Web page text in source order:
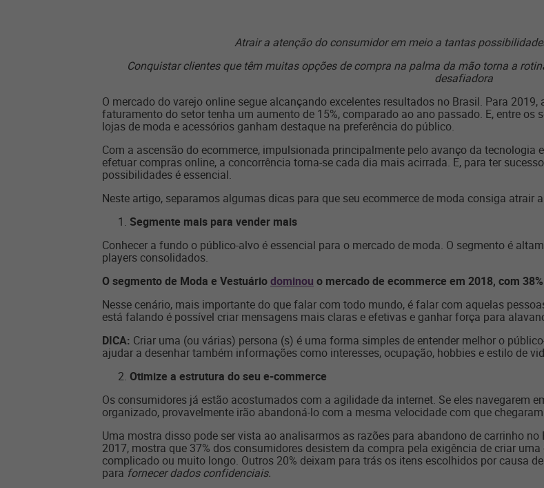
Atrair a atenção do consumidor em meio a tantas
Conquistar clientes que têm muitas opções de compra na palma da mão torna a
desafiadora
O mercado do varejo online segue alcançando excelentes resultados no Brasil. Para
faturamento do setor tenha um aumento de 15%, comparado ao ano passado. E, entre
lojas de moda e acessórios ganham destaque na preferência do público.
Com a ascensão do ecommerce, impulsionada principalmente pelo avanço da
efetuar compras online, a concorrência torna-se cada dia mais acirrada. E, para ter
possibilidades é essencial.
Neste artigo, separamos algumas dicas para que seu ecommerce de moda consiga
Segmente mais para vender mais
Conhecer a fundo o público-alvo é essencial para o mercado de moda. O segmento é
players consolidados.
O segmento de Moda e Vestuáriodominou o mercado de ecommerce em 2018, com
Nesse cenário, mais importante do que falar com todo mundo, é falar com aquelas
está falando é possível criar mensagens mais claras e efetivas e ganhar força para
DICA: Criar uma (ou várias) persona (s) é uma forma simples de entender melhor o
ajudar a desenhar também informações como interesses, ocupação, hobbies e estilo de
Otimize a estrutura do seu e-commerce
Os consumidores já estão acostumados com a agilidade da internet. Se eles navegarem
organizado, provavelmente irão abandoná-lo com a mesma velocidade com que
Uma mostra disso pode ser vista ao analisarmos as razões para abandono de carrinho
2017, mostra que 37% dos consumidores desistem da compra pela exigência de criar
complicado ou muito longo. Outros 20% deixam para trás os itens escolhidos por causa
para fornecer dados confidenciais.